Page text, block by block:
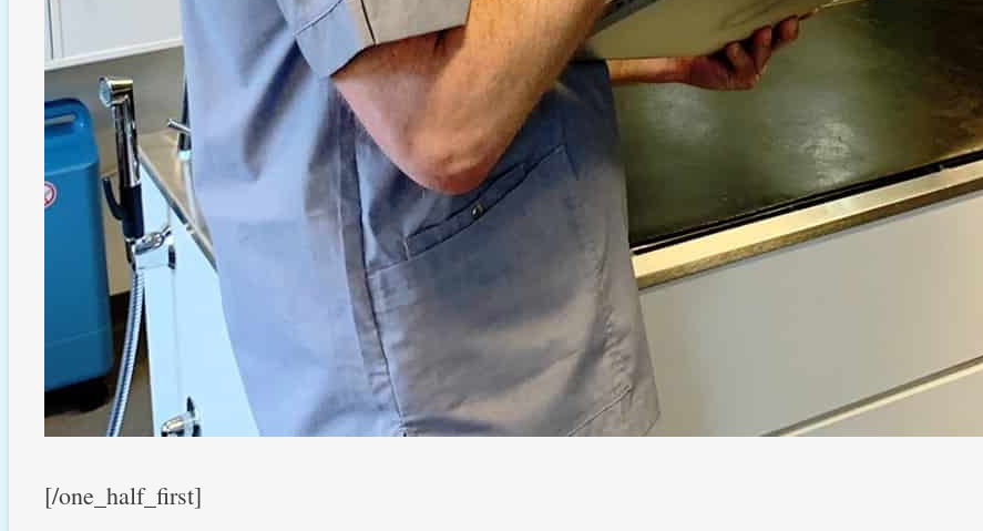
[/one_half_first]